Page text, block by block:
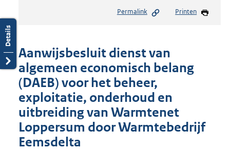
Permalink Printen
Aanwijsbesluit dienst van
algemeen economisch belang
(DAEB) voor het beheer,
exploitatie, onderhoud en
uitbreiding van Warmtenet
Loppersum door Warmtebedrijf
Eemsdelta